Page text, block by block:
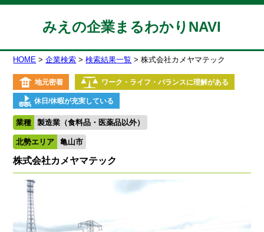
みえの企業まるわかりNAVI
HOME 企業検索 検索結果一覧 株式会社カメヤマテック
地元密着 ワーク・ライフ・バランスに理解がある
休日/休暇が充実している
業種 製造業（食料品・医薬品以外）
北勢エリア 亀山市
株式会社カメヤマテック